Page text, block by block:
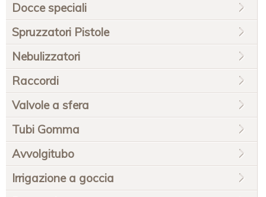
Docce speciali
Spruzzatori Pistole
Nebulizzatori
Raccordi
Valvole a sfera
Tubi Gomma
Avvolgitubo
Irrigazione a goccia